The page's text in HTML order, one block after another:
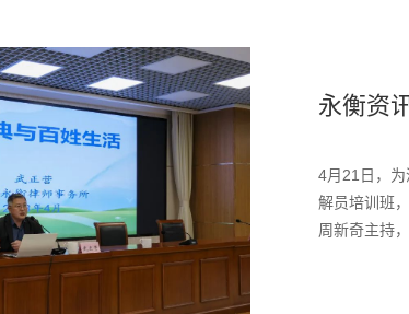
永衡资
4月21日，为
解员培训班
周新奇主持，